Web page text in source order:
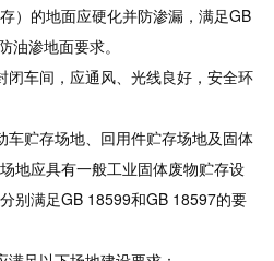
）的地面应硬化并防渗漏，满足GB
油渗地面要求。
车间，应通风、光线良好，安全环
贮存场地、回用件贮存场地及固体
地应具有一般工业固体废物贮存设
别满足GB 18599和GB 18597的要